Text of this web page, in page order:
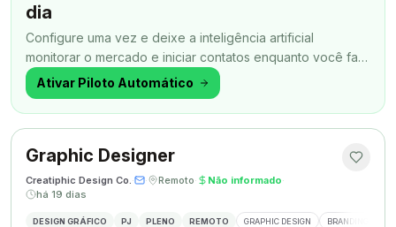
dia
Configure uma vez e deixe a inteligência artificial
monitorar o mercado e iniciar contatos enquanto você faz
outra coisa.
Ativar Piloto Automático
Graphic Designer
Creatiphic Design Co.· · Remoto· Não informado·
há 19 dias
DESIGN GRÁFICO PJ PLENO REMOTO GRAPHIC DESIGN BRANDING